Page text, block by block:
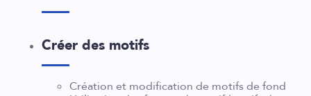
Créer des motifs
Création et modification de motifs de fond